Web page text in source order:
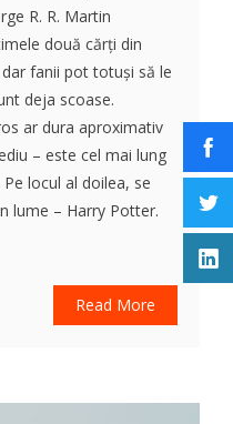
R. R. Martin
două cărți din
fanii pot totuși să le
deja scoase.
ar dura aproximativ
– este cel mai lung
locul al doilea, se
lume – Harry Potter.
Read More